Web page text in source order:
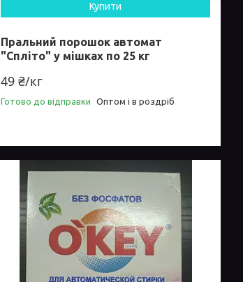
Купити
Пральний порошок автомат
"Спліто" у мішках по 25 кг
49 ₴/кг
Готово до відправки Оптом і в роздріб